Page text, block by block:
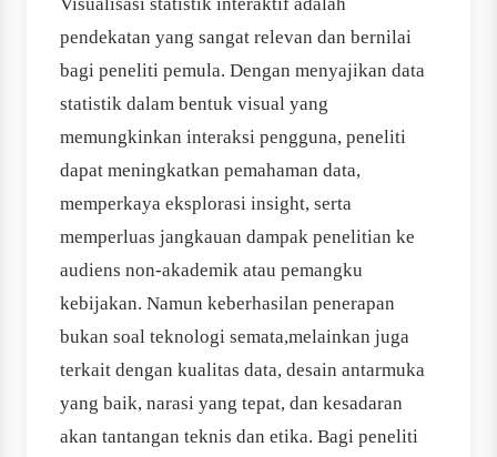
pendekatan yang sangat relevan dan bernilai
bagi peneliti pemula. Dengan menyajikan data
statistik dalam bentuk visual yang
memungkinkan interaksi pengguna, peneliti
dapat meningkatkan pemahaman data,
memperkaya eksplorasi insight, serta
memperluas jangkauan dampak penelitian ke
audiens non-akademik atau pemangku
kebijakan. Namun keberhasilan penerapan
bukan soal teknologi semata,melainkan juga
terkait dengan kualitas data, desain antarmuka
yang baik, narasi yang tepat, dan kesadaran
akan tantangan teknis dan etika. Bagi peneliti